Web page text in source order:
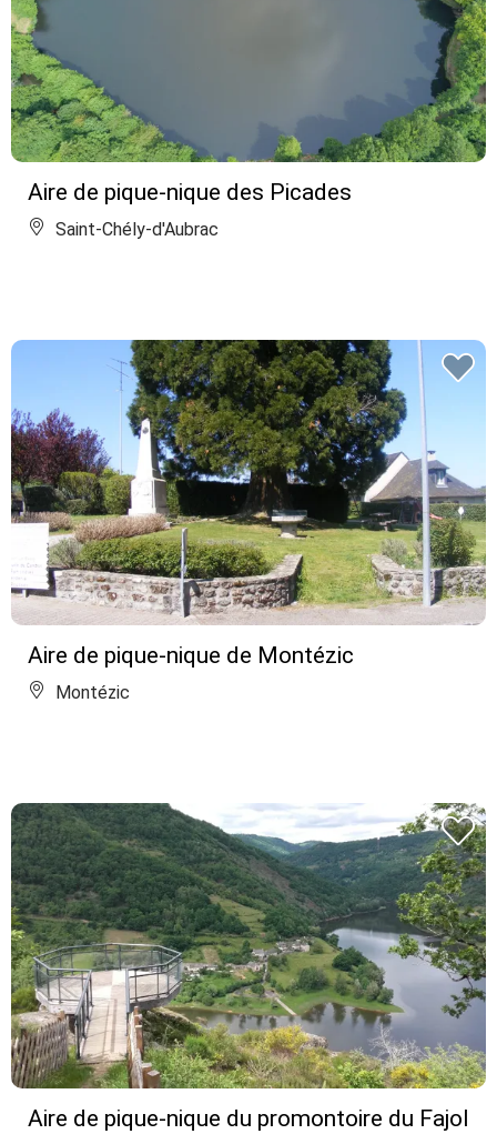
Aire de pique-nique des Picades
Saint-Chély-d'Aubrac
Aire de pique-nique de Montézic
Montézic
Aire de pique-nique du promontoire du Fajol